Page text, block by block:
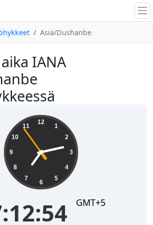
Asia/Dushanbe
IANA
12
1
2
3
4
5
6
7
8
9
10
11
GMT+5